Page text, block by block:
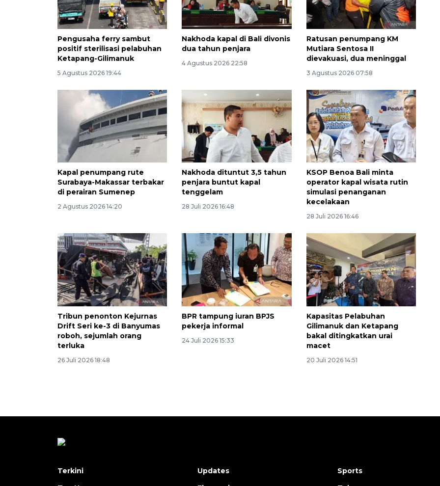
Pengusaha ferry sambut
positif sterilisasi pelabuhan
Ketapang-Gilimanuk
5 Agustus 2026 19:44
Nakhoda kapal di Bali divonis
dua tahun penjara
4 Agustus 2026 22:58
Ratusan penumpang KM
Mutiara Sentosa II
dievakuasi, dua meninggal
3 Agustus 2026 07:58
Kapal penumpang rute
Surabaya-Makassar terbakar
di perairan Sumenep
2 Agustus 2026 14:20
Nakhoda dituntut 3,5 tahun
penjara buntut kapal
tenggelam
28 Juli 2026 16:48
KSOP Benoa Bali minta
operator kapal wisata rutin
simulasi penanganan
kecelakaan
28 Juli 2026 16:46
Tribun penonton Kejurnas
Drift Seri ke-3 di Banyumas
roboh, sejumlah orang
terluka
26 Juli 2026 18:48
BPR tampung iuran BPJS
pekerja informal
24 Juli 2026 15:33
Kapasitas Pelabuhan
Gilimanuk dan Ketapang
bakal ditingkatkan urai
macet
20 Juli 2026 14:51
Memberantas kejahatan
jalanan Jakarta
2026-08-05 18:00:00
Terkini
Updates
Sports